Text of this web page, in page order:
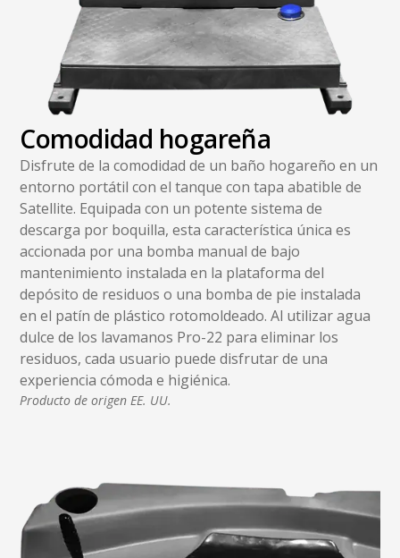
Comodidad hogareña
Disfrute de la comodidad de un baño hogareño en un
entorno portátil con el tanque con tapa abatible de
Satellite. Equipada con un potente sistema de
descarga por boquilla, esta característica única es
accionada por una bomba manual de bajo
mantenimiento instalada en la plataforma del
depósito de residuos o una bomba de pie instalada
en el patín de plástico rotomoldeado. Al utilizar agua
dulce de los lavamanos Pro-22 para eliminar los
residuos, cada usuario puede disfrutar de una
experiencia cómoda e higiénica.
Producto de origen EE. UU.